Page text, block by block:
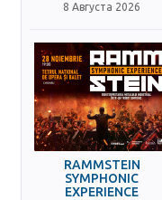
8 Августа 2026
RAMMSTEIN
SYMPHONIC
EXPERIENCE